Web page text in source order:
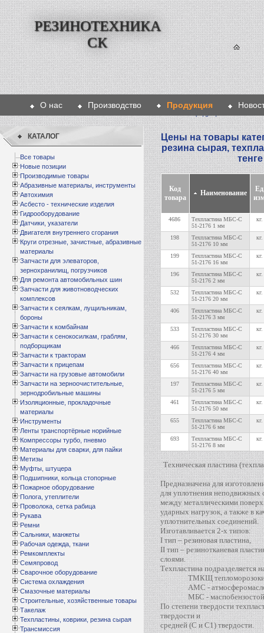
РЕЗИНОТЕХНИКА
СК
О нас Производство Продукция
КАТАЛОГ
Все товары
Новые позиции
Производимые товары
Абразивные материалы, инструменты
Автохимия
Асбесто - технические изделия
Гидрооборудование
Датчики, указатели
Двигателя внутреннего сгорания
Круги отрезные, зачистные, абразивные
материалы
Запчасти для элеваторов,
зернохранилищ, погрузчиков
Для ремонта автомобильных шин
Запчасти для животноводческих
комплексов
Запчасти к сеялкам, лущильникам,
бороны
Запчасти к комбайнам
Запчасти к сенокосилкам, граблям,
подборщикам
Запчасти к тракторам
Запчасти к прицепам
Запчасти на грузовые автомобили
Запчасти на зерноочистительные,
зернодробильные машины
Изоляционные, прокладочные
материалы
Инструменты
Ленты транспортёрные норийные
Компрессоры турбо, пневмо
Материалы для сварки, для пайки
Метизы
Муфты, штуцера
Подшипники, кольца стопорные
Пожарное оборудование
Полога, утеплители
Проволока, сетка рабица
Рукава
Ремни
Сальники, манжеты
Рабочая одежда, ткани
Ремкомплекты
Семяпровод
Сварочное оборудование
Система охлаждения
Смазочные материалы
Строительные, хозяйственные товары
Такелаж
Техпластины, коврики, резина сырая
Трансмиссия
Цены на товары
резина сырая,
Код
товара
Наименование
4686
Техпластина МБС-С
51-2176 1 мм
кг.
198
Техпластина МБС-С
51-2176 10 мм
кг.
199
Техпластина МБС-С
51-2176 16 мм
кг.
196
Техпластина МБС-С
51-2176 2 мм
кг.
532
Техпластина МБС-С
51-2176 20 мм
кг.
406
Техпластина МБС-С
51-2176 3 мм
кг.
533
Техпластина МБС-С
51-2176 30 мм
кг.
466
Техпластина МБС-С
51-2176 4 мм
кг.
656
Техпластина МБС-С
51-2176 40 мм
кг.
197
Техпластина МБС-С
51-2176 5 мм
кг.
461
Техпластина МБС-С
51-2176 50 мм
кг.
655
Техпластина МБС-С
51-2176 6 мм
кг.
693
Техпластина МБС-С
51-2176 8 мм
кг.
Техническая пластина
Предназначена для
для уплотнения неподвижных
между металлическими
ударных нагрузок, а также в
уплотнительных соединений.
Изготавливается 2-х типов:
I тип – резиновая пластина,
II тип – резинотканевая
слоями.
Техпластина подразделяется
ТМКЩ
АМС -
МБС -
По степени твердости
твердости и
средней (С и С1) твердости.